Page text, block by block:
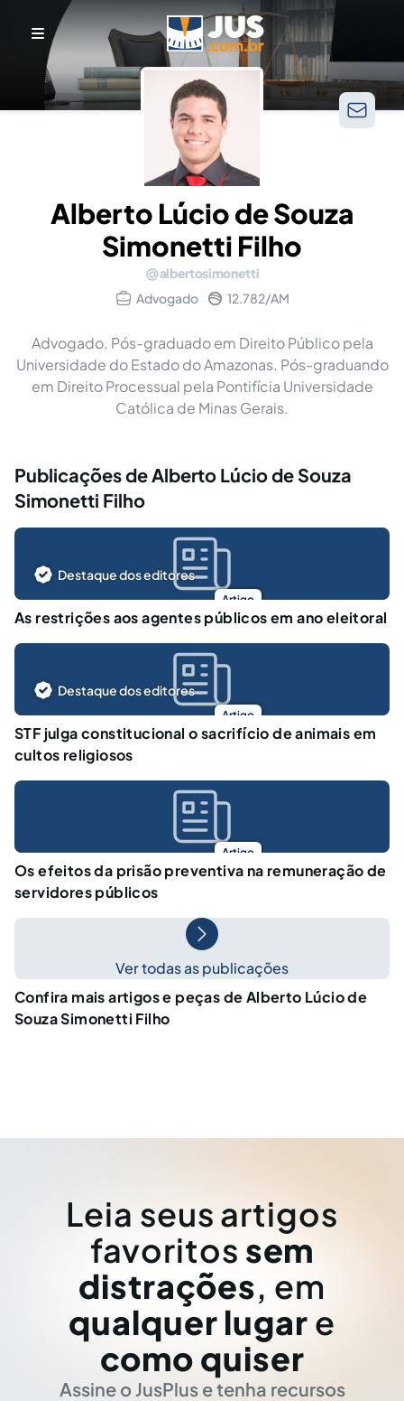
Alberto Lúcio de Souza
Simonetti Filho
albertosimonetti
Advogado
12.782/AM
Advogado. Pós-graduado em Direito Público pela
Universidade do Estado do Amazonas. Pós-graduando
em Direito Processual pela Pontifícia Universidade
Católica de Minas Gerais.
Publicações de Alberto Lúcio de Souza
Simonetti Filho
Artigo
Destaque dos editores
As restrições aos agentes públicos em ano eleitoral
Artigo
Destaque dos editores
STF julga constitucional o sacrifício de animais em
cultos religiosos
Artigo
Os efeitos da prisão preventiva na remuneração de
servidores públicos
Ver todas as publicações
Confira mais artigos e peças de Alberto Lúcio de
Souza Simonetti Filho
Leia seus artigos
favoritos sem
distrações, em
qualquer lugar e
como quiser
Assine o JusPlus e tenha recursos